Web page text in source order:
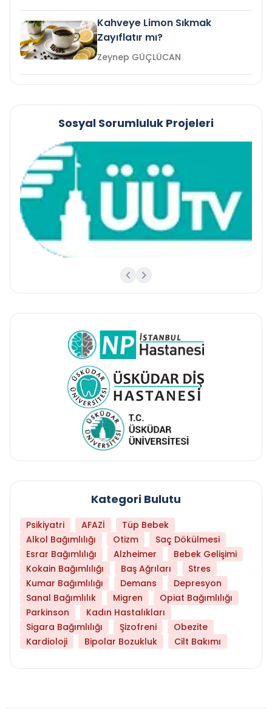
Kahveye Limon Sıkmak
Zayıflatır mı?
Zeynep GÜÇLÜCAN
Sosyal Sorumluluk Projeleri
Kategori Bulutu
Psikiyatri AFAZİ
Tüp Bebek
Alkol Bağımlılığı
Otizm
Saç Dökülmesi
Esrar Bağımlılığı
Alzheimer
Bebek Gelişimi
Kokain Bağımlılığı
Baş Ağrıları
Stres
Kumar Bağımlılığı
Demans
Depresyon
Sanal Bağımlılık
Migren
Opiat Bağımlılığı
Parkinson
Kadın Hastalıkları
Sigara Bağımlılığı
Şizofreni
Obezite
Kardioloji
Bipolar Bozukluk Cilt Bakımı